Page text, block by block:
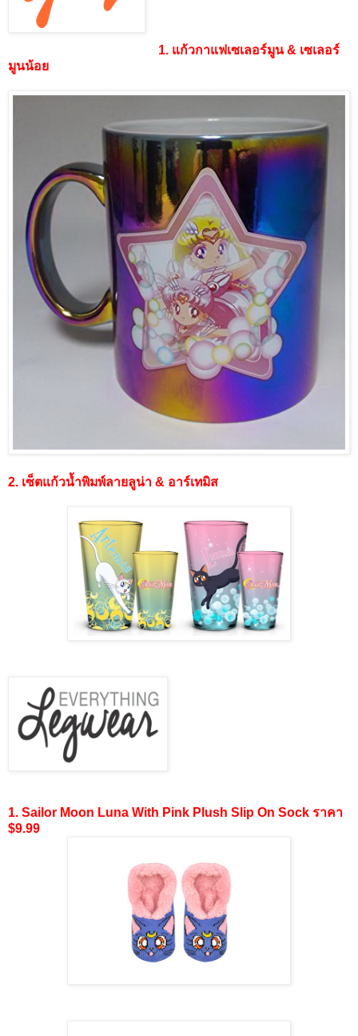
1. แก้วกาแฟเซเลอร์มูน & เซเลอร์
มูนน้อย
2. เซ็ตแก้วน้ำพิมพ์ลายลูน่า & อาร์เทมิส
1. Sailor Moon Luna With Pink Plush Slip On Sock ราคา
$9.99